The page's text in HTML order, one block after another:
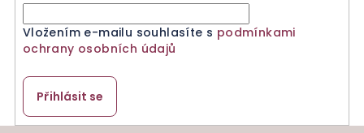
Vložením e-mailu souhlasíte s podmínkami
ochrany osobních údajů
Přihlásit se